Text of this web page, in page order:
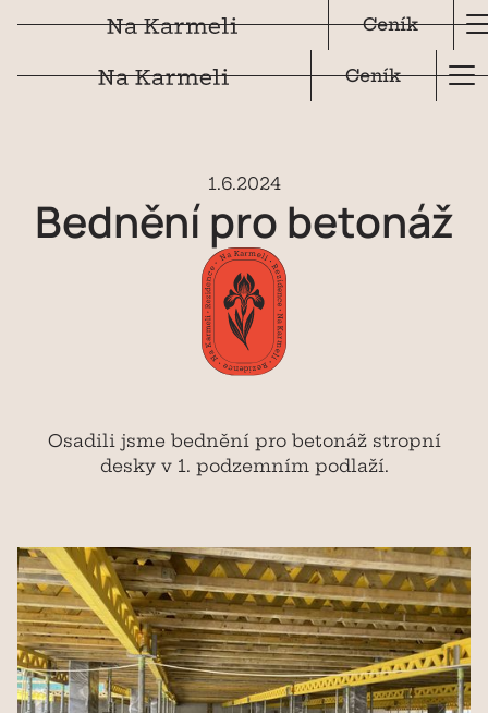
Ceník
Ceník
1.6.2024
Bedněnípro betonáž
Osadili jsme bednění pro betonáž stropní
desky v 1. podzemním podlaží.